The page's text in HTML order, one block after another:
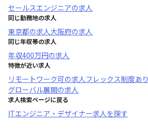
セールスエンジニアの求人
同じ勤務地の求人
東京都の求人大阪府の求人
同じ年収帯の求人
年収400万円の求人
特徴が近い求人
リモートワーク可の求人フレックス制度あり
グローバル展開の求人
求人検索ページに戻る
ITエンジニア・デザイナー求人を探す